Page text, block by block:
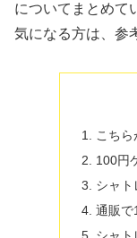
についてまとめて
気になる方は、参
こち
100円
シャ
通販で